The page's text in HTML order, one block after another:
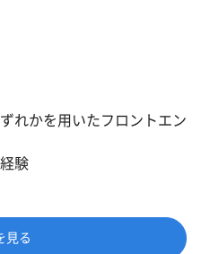
れかを用いたフロントエン
験
見る